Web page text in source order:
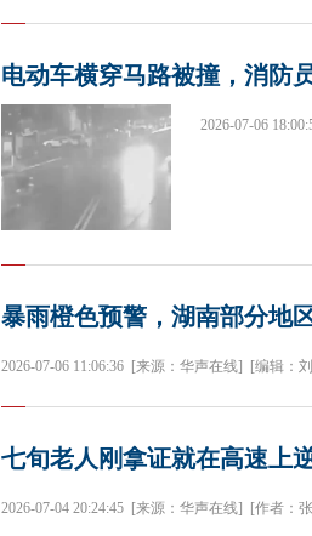
电动车横穿马路被撞，消防
2026-07-06
暴雨橙色预警，湖南部分地
2026-07-06 11:06:36 [来源：华声在线] [编辑：
七旬老人刚拿证就在高速上
2026-07-04 20:24:45 [来源：华声在线] [作者：